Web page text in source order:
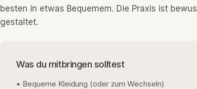
besten in etwas Bequemem. Die Praxis ist
gestaltet.
Was du mitbringen solltest
• Bequeme Kleidung (oder zum Wechseln)